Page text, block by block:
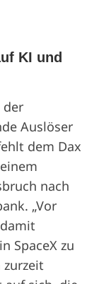
KI und
der
Auslöser
dem Dax
nach
„Vor
SpaceX zu
zurzeit